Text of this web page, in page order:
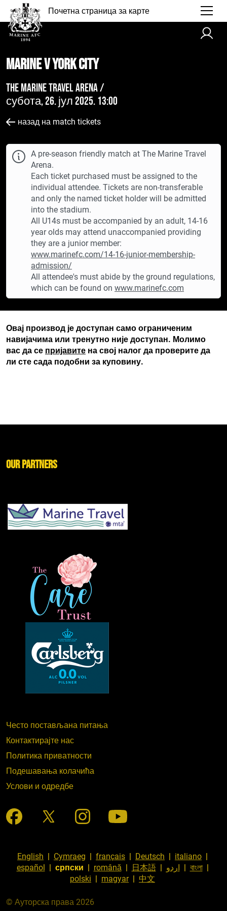
Почетна страница за карте
Marine v York City
The Marine Travel Arena /
субота, 26. јул 2025. 13:00
назад на match tickets
A pre-season friendly match at The Marine Travel
Arena.
Each ticket purchased must be assigned to the
individual attendee. Tickets are non-transferable
and only the named ticket holder will be admitted
into the stadium.
All U14s must be accompanied by an adult, 14-16
year olds may attend unaccompanied providing
they are a junior member:
www.marinefc.com/14-16-junior-membership-
admission/
All attendee's must abide by the ground regulations,
which can be found on www.marinefc.com
Овај производ је доступан само ограниченим
навијачима или тренутно није доступан. Молимо
вас да се пријавите на свој налог да проверите да
ли сте сада подобни за куповину.
Често постављана питања
Контактирајте нас
Политика приватности
Подешавања колачића
Услови и одредбе
Our Partners
English | Cymraeg | français | Deutsch | italiano |
español | српски | română| 日本語| اردو | বাংলা|
polski | magyar| 中文
© Ауторска права 2026